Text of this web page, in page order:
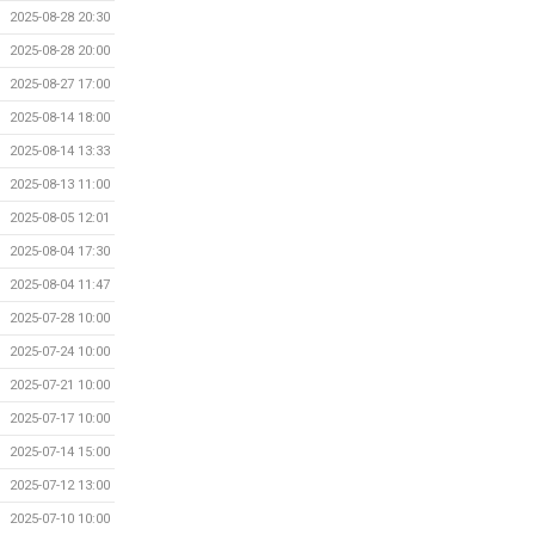
2025-08-28 20:30
2025-08-28 20:00
2025-08-27 17:00
2025-08-14 18:00
2025-08-14 13:33
2025-08-13 11:00
2025-08-05 12:01
2025-08-04 17:30
2025-08-04 11:47
2025-07-28 10:00
2025-07-24 10:00
2025-07-21 10:00
2025-07-17 10:00
2025-07-14 15:00
2025-07-12 13:00
2025-07-10 10:00